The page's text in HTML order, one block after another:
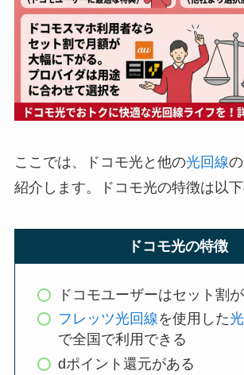
ここでは、ドコモ光と他の光回線
紹介します。ドコモ光の特徴は以下
ドコモ光の特徴
ドコモユーザーはセット割
フレッツ光回線を使用した
で全国で利用できる
dポイント還元がある